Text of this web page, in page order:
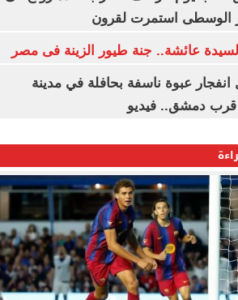
الوسطى استمرت لقرون
عائشة.. جنة طيور الزينة فى مصر
انفجار عبوة ناسفة بحافلة في مدينة
قرب دمشق.. فيديو